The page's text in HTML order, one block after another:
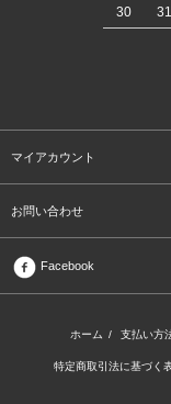
30
31
マイアカウント
お問い合わせ
Facebook
ホーム / 支払い方
特定商取引法に基づく